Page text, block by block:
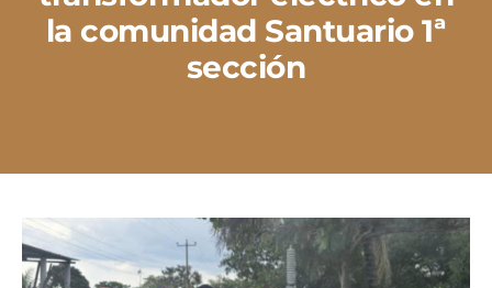
la comunidad Santuario 1ª
sección